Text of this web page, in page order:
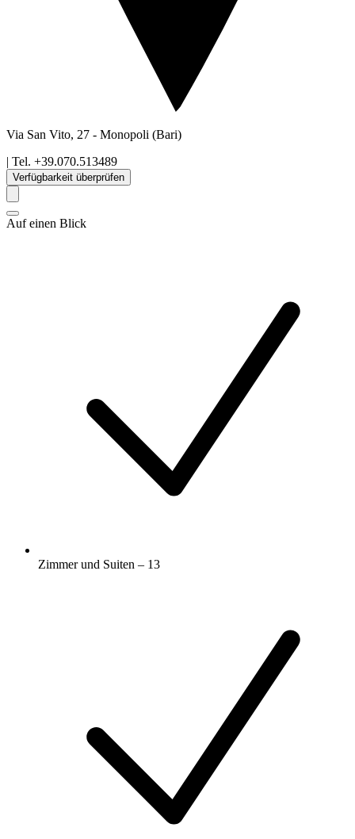
Via San Vito, 27 - Monopoli (Bari)
| Tel. +39.070.513489
Verfügbarkeit überprüfen
Auf einen Blick
Zimmer und Suiten – 13